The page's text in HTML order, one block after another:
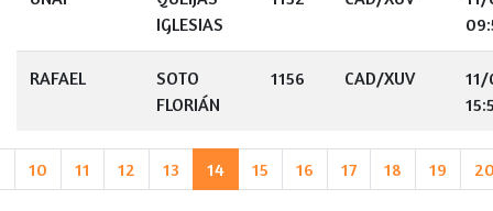
IGLESIAS
RAFAEL
SOTO
FLORIÁN
1156 CAD/XUV
10 11 12 13 14 15 16 17 18 19